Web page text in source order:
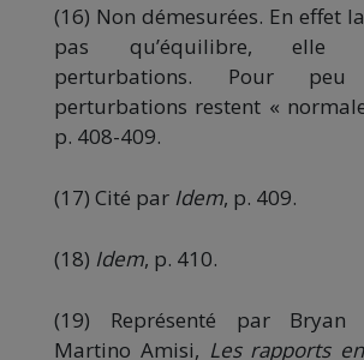
(16) Non démesurées. En effet
pas qu’équilibre, elle
perturbations. Pour
perturbations restent «
p. 408-409.
(17) Cité par Idem, p. 409.
(18) Idem, p. 410.
(19) Représenté par Bryan
Martino Amisi, Les rapports